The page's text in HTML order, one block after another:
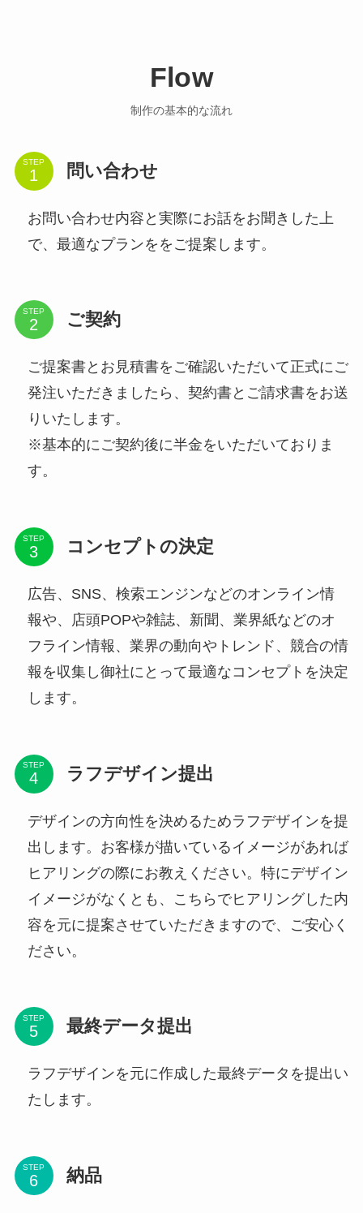
Flow
制作の基本的な流れ
STEP 問い合わせ
お問い合わせ内容と実際にお話をお聞きした上
で、最適なプランををご提案します。
STEP ご契約
ご提案書とお見積書をご確認いただいて正式にご
発注いただきましたら、契約書とご請求書をお送
りいたします。
※基本的にご契約後に半金をいただいておりま
す。
STEP コンセプトの決定
広告、SNS、検索エンジンなどのオンライン情
報や、店頭POPや雑誌、新聞、業界紙などのオ
フライン情報、業界の動向やトレンド、競合の情
報を収集し御社にとって最適なコンセプトを決定
します。
STEP ラフデザイン提出
デザインの方向性を決めるためラフデザインを提
出します。お客様が描いているイメージがあれば
ヒアリングの際にお教えください。特にデザイン
イメージがなくとも、こちらでヒアリングした内
容を元に提案させていただきますので、ご安心く
ださい。
STEP 最終データ提出
ラフデザインを元に作成した最終データを提出い
たします。
STEP 納品